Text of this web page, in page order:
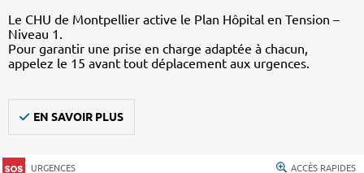
Le CHU de Montpellier active le Plan Hôpital en Tension –
Niveau 1.
Pour garantir une prise en charge adaptée à chacun,
appelez le 15 avant tout déplacement aux urgences.
EN SAVOIR PLUS
URGENCES ACCÈS RAPIDES